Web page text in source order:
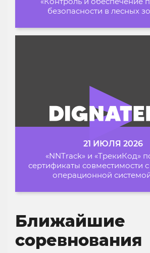
безопасности в лесных
21 ИЮЛЯ 2026
«NNTrack» и «ТрекиКод»
сертификаты совместимости
операционной
Ближайшие
соревнования